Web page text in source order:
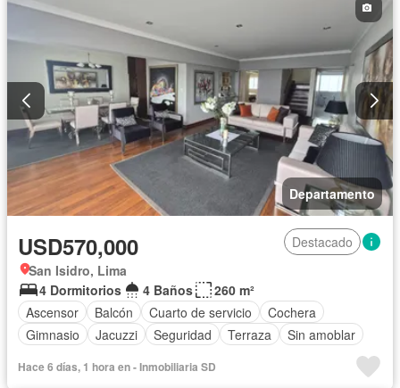
Departamento
USD570,000
Destacado
San Isidro, Lima
4 Dormitorios
4 Baños
260 m²
Ascensor
Balcón Cuarto de servicio
Cochera
Gimnasio
Jacuzzi Seguridad Terraza Sin amoblar
Hace 6 días, 1 hora en - Inmobiliaria SD